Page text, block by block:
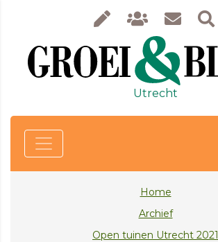
Utrecht
Home
Archief
Open tuinen Utrecht 2021